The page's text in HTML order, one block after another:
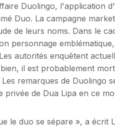
Duolingo, l'application
Duo. La campagne
de leurs noms. Dans le
personnage
autorités enquêtent
il est probablement
remarques de Duolingo
privée de Dua Lipa en ce
le duo se sépare », a écrit